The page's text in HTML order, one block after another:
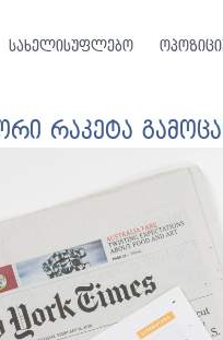
სახელისუფლებო
რაკეტა